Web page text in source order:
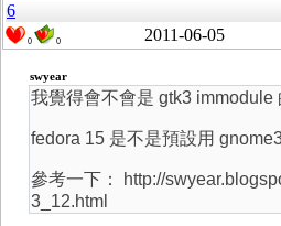
6
0 0 2011-06-05
swyear
我覺得會不會是 gtk3 immodule
fedora 15 是不是預設用
參考一下： http://
3_12.html